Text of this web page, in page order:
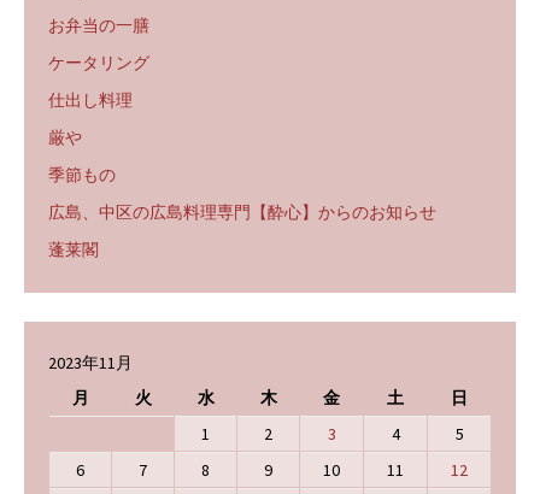
お弁当の一膳
ケータリング
仕出し料理
厳や
季節もの
広島、中区の広島料理専門【酔心】からのお知らせ
蓬莱閣
2023年11月
月
火 水 木 金 土 日
1 2 3 4
5
6
7 8 9 10 11
12